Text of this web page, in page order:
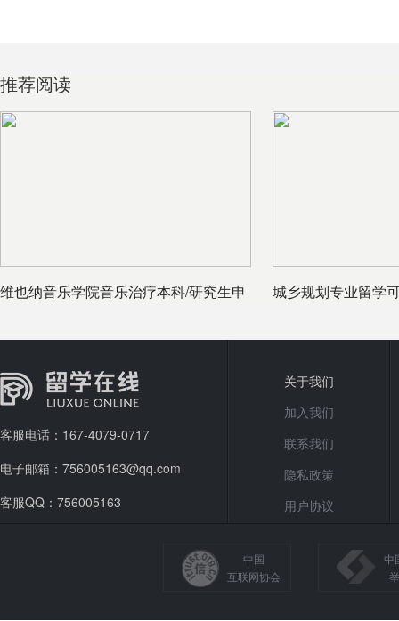
推荐阅读
维也纳音乐学院音乐治疗本科/研究生申
城乡规划专业留学
客服电话：167-4079-0717
电子邮箱：756005163@qq.com
客服QQ：756005163
关于我们
加入我们
联系我们
隐私政策
用户协议
中国
互联网协会
中